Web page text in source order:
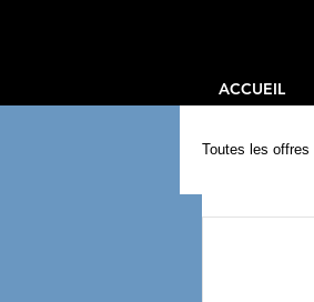
ACCUEIL
Toutes les offres